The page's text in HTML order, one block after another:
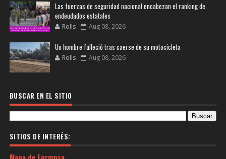
Las fuerzas de seguridad nacional encabezan el ranking de
endeudados estatales
Rolls Aug 08, 2026
Un hombre falleció tras caerse de su motocicleta
Rolls Aug 08, 2026
BUSCAR EN EL SITIO
SITIOS DE INTERÉS:
Mapa de Formosa